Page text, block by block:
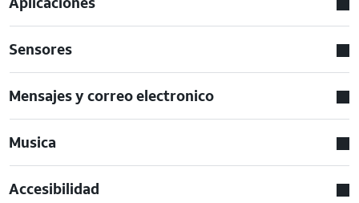
Sensores
Mensajes y correo electronico
Musica
Accesibilidad